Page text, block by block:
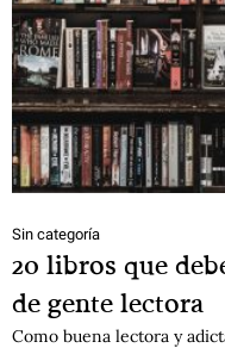
Sin categoría
20 libros que
de gente lectora
Como buena lectora y